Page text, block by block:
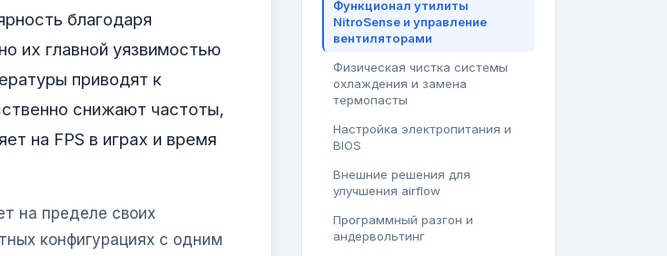
благодаря
их главной уязвимостью
приводят к
снижают частоты,
на FPS в играх и время
на пределе своих
конфигурациях с одним
Функционал утилиты
NitroSense и управление
вентиляторами
Физическая чистка системы
охлаждения и замена
термопасты
Настройка электропитания и
BIOS
Внешние решения для
улучшения airflow
Программный разгон и
андервольтинг